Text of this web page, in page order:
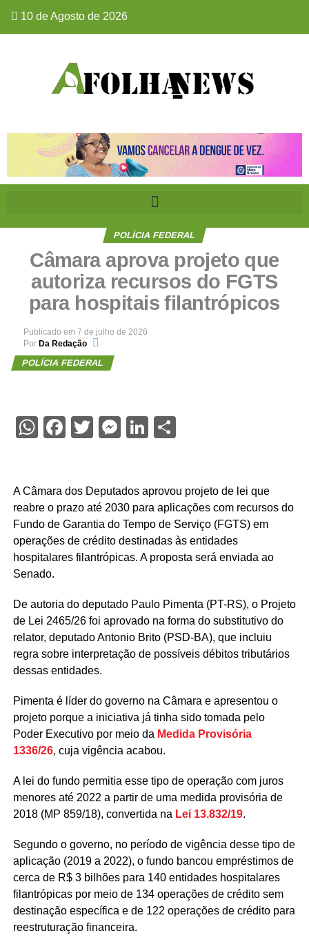
10 de Agosto de 2026
POLÍCIA FEDERAL
Câmara aprova projeto que
autoriza recursos do FGTS
para hospitais filantrópicos
Publicado em 7 de julho de 2026
Por Da Redação
POLÍCIA FEDERAL
WhatsApp
Facebook
Twitter
Messenger
LinkedIn
Share
A Câmara dos Deputados aprovou projeto de lei que
reabre o prazo até 2030 para aplicações com recursos do
Fundo de Garantia do Tempo de Serviço (FGTS) em
operações de crédito destinadas às entidades
hospitalares filantrópicas. A proposta será enviada ao
Senado.
De autoria do deputado Paulo Pimenta (PT-RS), o Projeto
de Lei 2465/26 foi aprovado na forma do substitutivodo
relator, deputado Antonio Brito (PSD-BA), que incluiu
regra sobre interpretação de possíveis débitos tributários
dessas entidades.
Pimenta é líder do governo na Câmara e apresentou o
projeto porque a iniciativa já tinha sido tomada pelo
Poder Executivo por meio da Medida Provisória
1336/26, cuja vigência acabou.
A lei do fundo permitia esse tipo de operação com juros
menores até 2022 a partir de uma medida provisória de
2018 (MP 859/18), convertida na Lei 13.832/19.
Segundo o governo, no período de vigência desse tipo de
aplicação (2019 a 2022), o fundo bancou empréstimos de
cerca de R$ 3 bilhões para 140 entidades hospitalares
filantrópicas por meio de 134 operações de crédito sem
destinação específica e de 122 operações de crédito para
reestruturação financeira.